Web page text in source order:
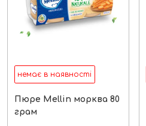
немає в наявності
Пюре Mellin морква 80
грам